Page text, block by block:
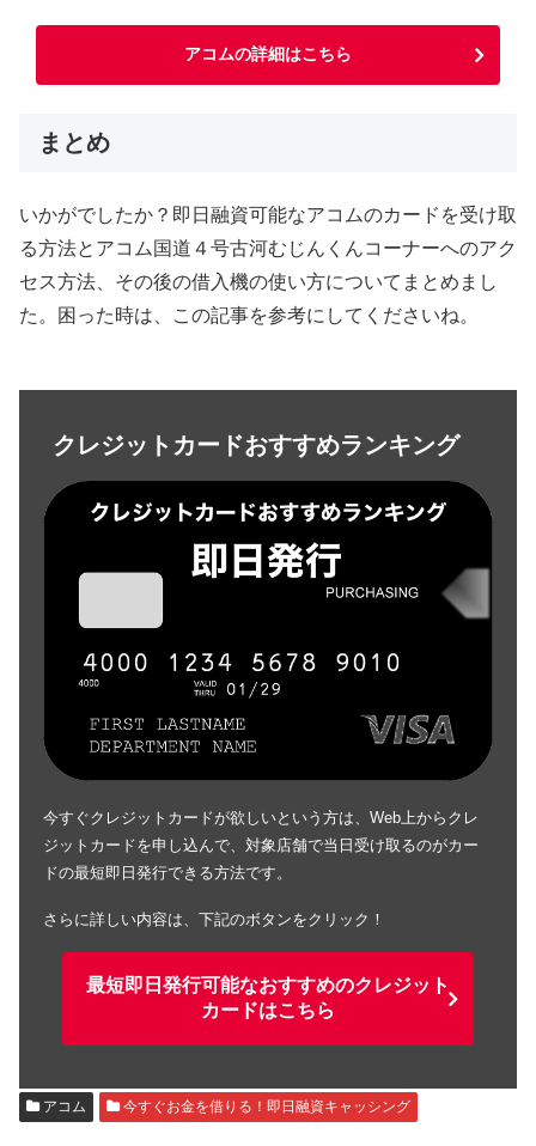
アコムの詳細はこちら
まとめ
いかがでしたか？即日融資可能なアコムのカードを受け取
る方法とアコム国道４号古河むじんくんコーナーへのアク
セス方法、その後の借入機の使い方についてまとめまし
た。困った時は、この記事を参考にしてくださいね。
クレジットカードおすすめランキング
今すぐクレジットカードが欲しいという方は、Web上からクレ
ジットカードを申し込んで、対象店舗で当日受け取るのがカー
ドの最短即日発行できる方法です。
さらに詳しい内容は、下記のボタンをクリック！
最短即日発行可能なおすすめのクレジット
カードはこちら
アコム 今すぐお金を借りる！即日融資キャッシング